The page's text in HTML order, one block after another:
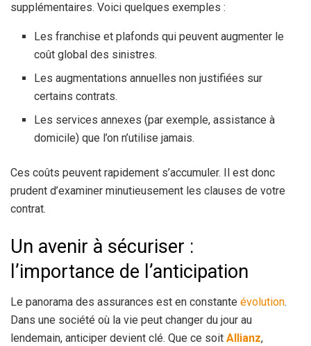
supplémentaires. Voici quelques exemples :
Les franchise et plafonds qui peuvent augmenter le
coût global des sinistres.
Les augmentations annuelles non justifiées sur
certains contrats.
Les services annexes (par exemple, assistance à
domicile) que l’on n’utilise jamais.
Ces coûts peuvent rapidement s’accumuler. Il est donc
prudent d’examiner minutieusement les clauses de votre
contrat.
Un avenir à sécuriser :
l’importance de l’anticipation
Le panorama des assurances est en constante évolution.
Dans une société où la vie peut changer du jour au
lendemain, anticiper devient clé. Que ce soit Allianz,